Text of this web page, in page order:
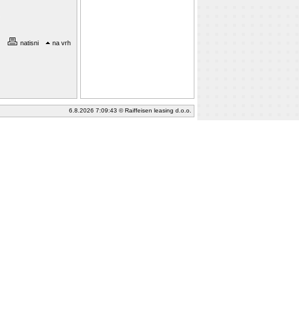
natisni na vrh
6.8.2026 7:09:43 © Raiffeisen leasing d.o.o.